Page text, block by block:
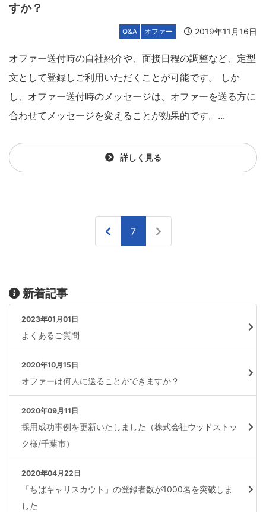
すか？
Q&A オファー 2019年11月16日
オファー送付時の自社紹介や、面接日程の調整など、定型
文として登録しご利用いただくことが可能です。 しか
し、オファー送付時のメッセージは、オファーを送る方に
合わせてメッセージを変えることが効果的です。...
詳しく見る
7
新着記事
2023年01月01日
よくあるご質問
2020年10月15日
オファーは何人に送ることができますか？
2020年09月11日
採用成功事例を更新いたしました（株式会社ウッドストッ
ク様/千葉市）
2020年04月22日
「ちばキャリスカウト」の登録者数が1000名を突破しま
した